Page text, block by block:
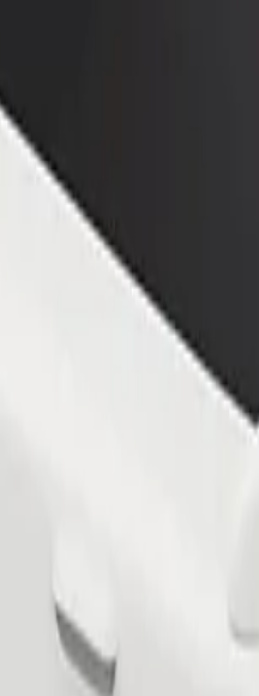
eller butikk
og øk
tjenestene våre og finn
Last ned